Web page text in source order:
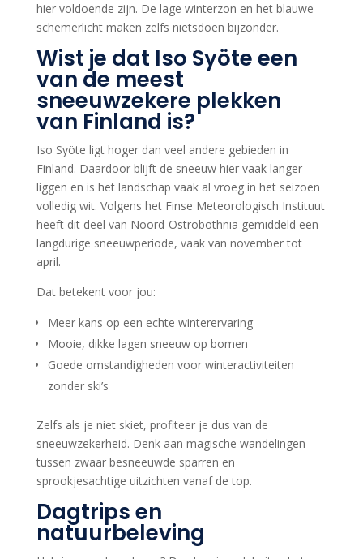
hier voldoende zijn. De lage winterzon en het blauwe
schemerlicht maken zelfs nietsdoen bijzonder.
Wist je dat Iso Syöte een
van de meest
sneeuwzekere plekken
van Finland is?
Iso Syöte ligt hoger dan veel andere gebieden in
Finland. Daardoor blijft de sneeuw hier vaak langer
liggen en is het landschap vaak al vroeg in het seizoen
volledig wit. Volgens het Finse Meteorologisch Instituut
heeft dit deel van Noord-Ostrobothnia gemiddeld een
langdurige sneeuwperiode, vaak van november tot
april.
Dat betekent voor jou:
Meer kans op een echte winterervaring
Mooie, dikke lagen sneeuw op bomen
Goede omstandigheden voor winteractiviteiten
zonder ski’s
Zelfs als je niet skiet, profiteer je dus van de
sneeuwzekerheid. Denk aan magische wandelingen
tussen zwaar besneeuwde sparren en
sprookjesachtige uitzichten vanaf de top.
Dagtrips en
natuurbeleving